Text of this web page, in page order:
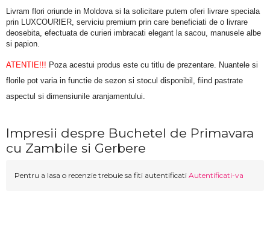
Livram flori oriunde in Moldova si la solicitare putem oferi livrare speciala
prin LUXCOURIER, serviciu premium prin care beneficiati de o livrare
deosebita, efectuata de curieri imbracati elegant la sacou, manusele albe
si papion.
ATENTIE!!! Poza acestui produs este cu titlu de prezentare. Nuantele si
florile pot varia in functie de sezon si stocul disponibil, fiind pastrate
aspectul si dimensiunile aranjamentului.
Impresii despre Buchetel de Primavara
cu Zambile si Gerbere
Pentru a lasa o recenzie trebuie sa fiti autentificati Autentificati-va